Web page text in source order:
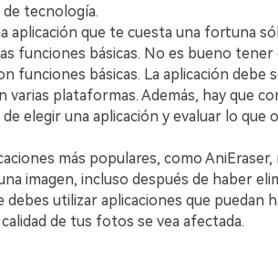
tecnología.
aplicación que te cuesta una fortuna
funciones básicas. No es bueno
funciones básicas.󠀲󠀡󠀡󠀤󠀧󠀢󠀧󠀥󠀡󠀳󠀰 La aplicación debe
plataformas.󠀲󠀡󠀡󠀤󠀧󠀢󠀧󠀥󠀢󠀳󠀰 Además, hay que
elegir una aplicación y evaluar lo que
más populares, como AniEraser,
imagen, incluso después de haber
utilizar aplicaciones que puedan
de tus fotos se vea afectada.